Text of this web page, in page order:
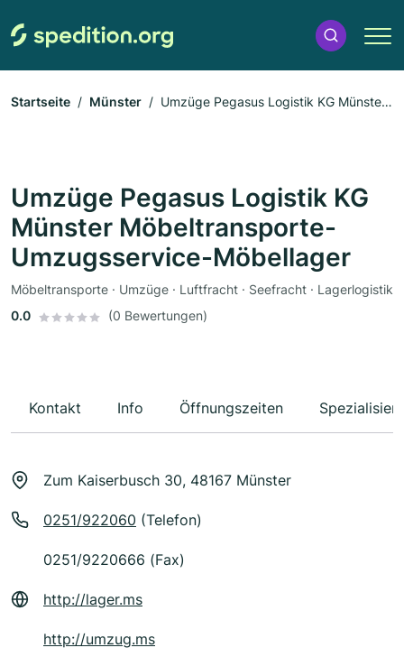
Startseite Münster
Umzüge Pegasus Logistik KG Münster
Umzüge Pegasus Logistik KG
Münster Möbeltransporte-
Umzugsservice-Möbellager
Möbeltransporte · Umzüge · Luftfracht · Seefracht · Lagerlogistik
0.0
(0 Bewertungen)
Kontakt Info Öffnungszeiten
Zum Kaiserbusch 30, 48167 Münster
0251/922060 (Telefon)
0251/9220666 (Fax)
http://lager.ms
http://umzug.ms